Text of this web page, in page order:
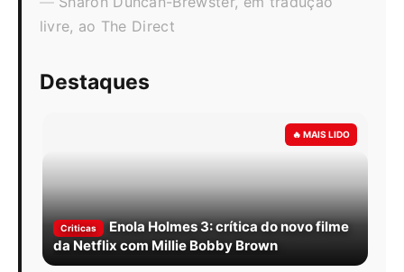
livre, ao The Direct
Destaques
Criticas
Enola Holmes 3: crítica do novo filme
da Netflix com Millie Bobby Brown